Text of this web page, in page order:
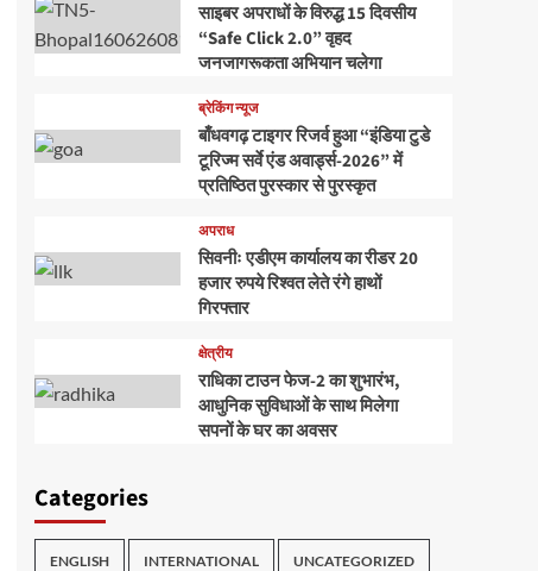
साइबर अपराधों के विरुद्ध 15 दिवसीय
“Safe Click 2.0” वृहद
जनजागरूकता अभियान चलेगा
ब्रेकिंग न्यूज
बाँधवगढ़ टाइगर रिजर्व हुआ “इंडिया टुडे
टूरिज्म सर्वे एंड अवार्ड्स-2026” में
प्रतिष्ठित पुरस्कार से पुरस्कृत
अपराध
सिवनीः एडीएम कार्यालय का रीडर 20
हजार रुपये रिश्वत लेते रंगे हाथों
गिरफ्तार
क्षेत्रीय
राधिका टाउन फेज-2 का शुभारंभ,
आधुनिक सुविधाओं के साथ मिलेगा
सपनों के घर का अवसर
Categories
ENGLISH INTERNATIONAL UNCATEGORIZED